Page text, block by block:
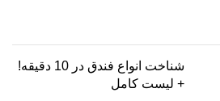
شناخت انواع فندق در 10 دقیقه!
+ لیست کامل